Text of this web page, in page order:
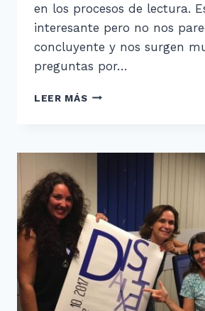
en los procesos de lectura.
interesante pero no nos
concluyente y nos surgen
preguntas por…
LEER MÁS¿UNA
LA